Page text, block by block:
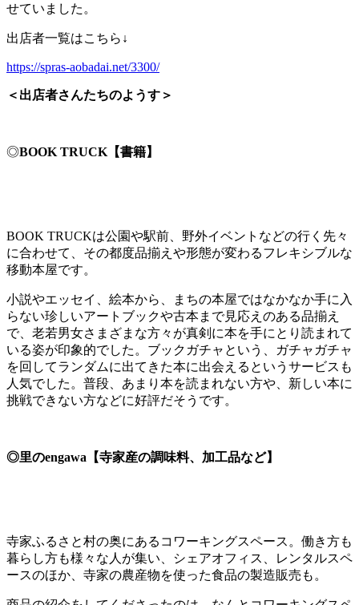
せていました。
出店者一覧はこちら↓
https://spras-aobadai.net/3300/
＜出店者さんたちのようす＞
◎BOOK TRUCK【書籍】
BOOK TRUCKは公園や駅前、野外イベントなどの行く先々
に合わせて、その都度品揃えや形態が変わるフレキシブルな
移動本屋です。
小説やエッセイ、絵本から、まちの本屋ではなかなか手に入
らない珍しいアートブックや古本まで見応えのある品揃え
で、老若男女さまざまな方々が真剣に本を手にとり読まれて
いる姿が印象的でした。ブックガチャという、ガチャガチャ
を回してランダムに出てきた本に出会えるというサービスも
人気でした。普段、あまり本を読まれない方や、新しい本に
挑戦できない方などに好評だそうです。
◎里のengawa【寺家産の調味料、加工品など】
寺家ふるさと村の奥にあるコワーキングスペース。働き方も
暮らし方も様々な人が集い、シェアオフィス、レンタルスペ
ースのほか、寺家の農産物を使った食品の製造販売も。